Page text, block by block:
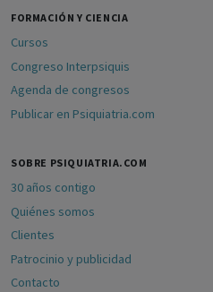
FORMACIÓN Y CIENCIA
Cursos
Congreso Interpsiquis
Agenda de congresos
Publicar en Psiquiatria.com
SOBRE PSIQUIATRIA.COM
30 años contigo
Quiénes somos
Clientes
Patrocinio y publicidad
Contacto